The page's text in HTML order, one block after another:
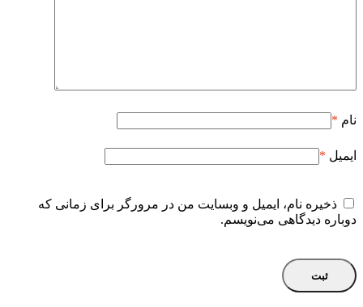
نام *
ایمیل *
ذخیره نام، ایمیل و وبسایت من در مرورگر برای زمانی که
دوباره دیدگاهی می‌نویسم.